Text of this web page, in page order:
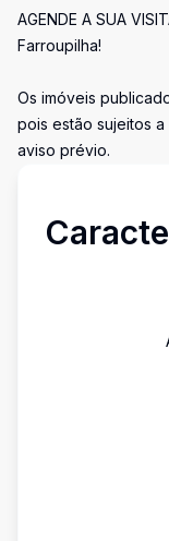
AGENDE A SUA
Farroupilha!
Os imóveis
pois estão sujeitos
aviso prévio.